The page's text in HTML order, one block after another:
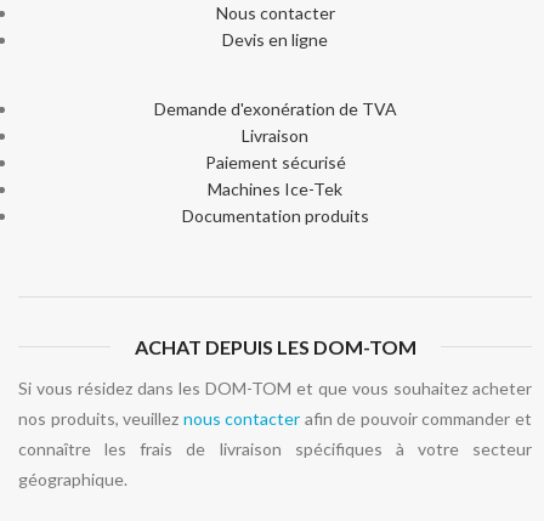
Nous contacter
Devis en ligne
Demande d'exonération de TVA
Livraison
Paiement sécurisé
Machines Ice-Tek
Documentation produits
ACHAT DEPUIS LES DOM-TOM
Si vous résidez dans les DOM-TOM et que vous souhaitez acheter
nos produits, veuillez nous contacter afin de pouvoir commander et
connaître les frais de livraison spécifiques à votre secteur
géographique.